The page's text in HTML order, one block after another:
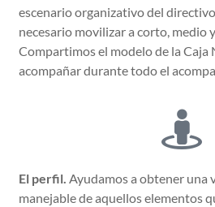
escenario organizativo del
necesario movilizar a corto, medio
Compartimos el modelo de la Caja
acompañar durante todo el
El perfil.Ayudamos a obtener una
manejable de aquellos elementos